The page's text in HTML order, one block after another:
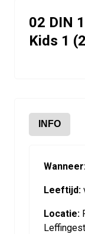
02 DIN
Kids 1
INFO
Leeftijd:
Locatie: